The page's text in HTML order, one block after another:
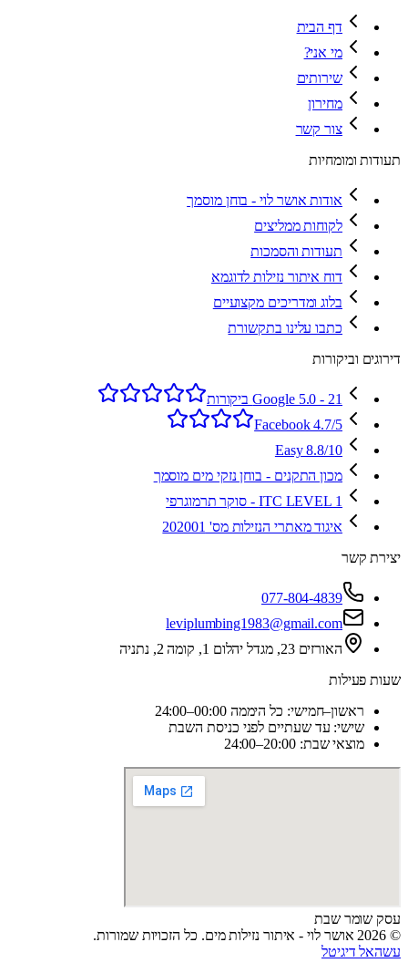
דף הבית
מי אני?
שירותים
מחירון
צור קשר
תעודות ומומחיות
אודות אושר לוי - בוחן מוסמך
לקוחות ממליצים
תעודות והסמכות
דוח איתור נזילות לדוגמא
בלוג ומדריכים מקצועיים
כתבו עלינו בתקשורת
דירוגים וביקורות
Google 5.0 - 21 ביקורות
Facebook 4.7/5
Easy 8.8/10
מכון התקנים - בוחן נזקי מים מוסמך
ITC LEVEL 1 - סוקר תרמוגרפי
איגוד מאתרי הנזילות מס' 202001
יצירת קשר
077-804-4839
leviplumbing1983@gmail.com
האורזים 23, מגדל יהלום 1, קומה 2, נתניה
שעות פעילות
ראשון–חמישי: כל היממה 00:00–24:00
שישי: עד שעתיים לפני כניסת השבת
מוצאי שבת: 20:00–24:00
עסק שומר שבת
© 2026 אושר לוי - איתור נזילות מים. כל הזכויות שמורות.
עשהאל דיגיטל